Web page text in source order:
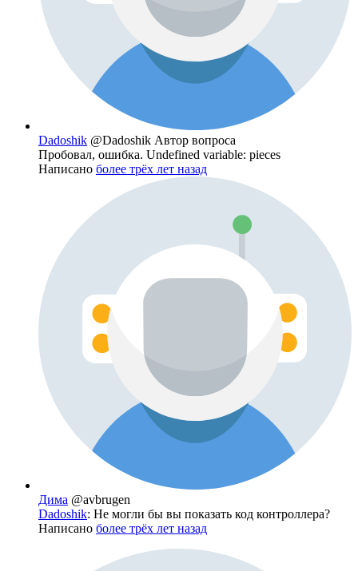
Dadoshik @Dadoshik Автор вопроса
Пробовал, ошибка. Undefined variable: pieces
Написано более трёх лет назад
Дима @avbrugen
Dadoshik: Не могли бы вы показать код контроллера?
Написано более трёх лет назад